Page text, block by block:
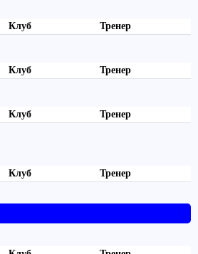
Клуб Тренер
Клуб Тренер
Клуб Тренер
Клуб Тренер